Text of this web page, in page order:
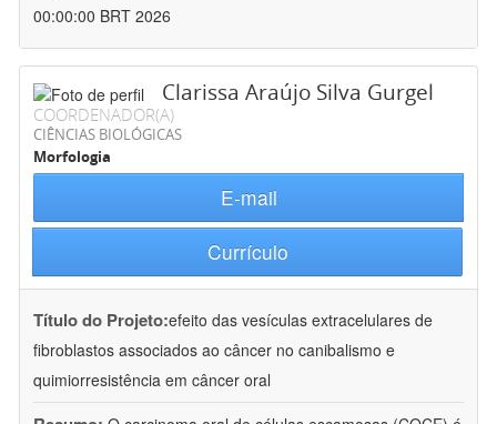
00:00:00 BRT 2026
Clarissa Araújo Silva Gurgel
COORDENADOR(A)
CIÊNCIAS BIOLÓGICAS
Morfologia
E-mail
Currículo
Título do Projeto:efeito das vesículas extracelulares de
fibroblastos associados ao câncer no canibalismo e
quimiorresistência em câncer oral